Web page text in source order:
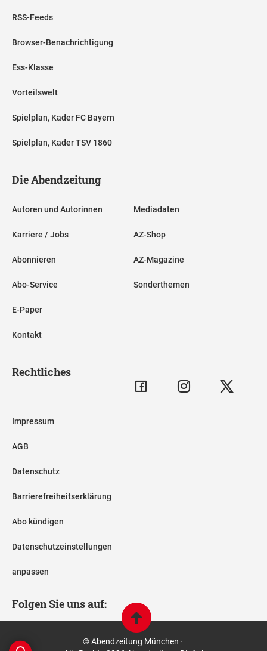
RSS-Feeds
Browser-Benachrichtigung
Ess-Klasse
Vorteilswelt
Spielplan, Kader FC Bayern
Spielplan, Kader TSV 1860
Die Abendzeitung
Autoren und Autorinnen
Karriere / Jobs
Abonnieren
Abo-Service
E-Paper
Kontakt
Mediadaten
AZ-Shop
AZ-Magazine
Sonderthemen
Rechtliches
Impressum
AGB
Datenschutz
Barrierefreiheitserklärung
Abo kündigen
Datenschutzeinstellungen
anpassen
Folgen Sie uns auf:
© Abendzeitung München ·